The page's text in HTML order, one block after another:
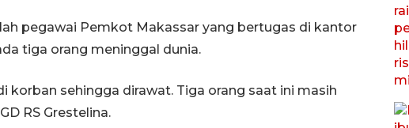
pegawai Pemkot Makassar yang bertugas di kantor
tiga orang meninggal dunia.
korban sehingga dirawat. Tiga orang saat ini masih
RS Grestelina.